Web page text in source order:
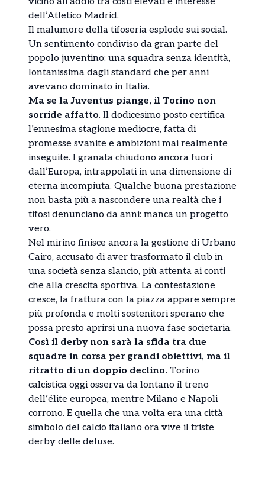
dell’Atletico Madrid.
Il malumore della tifoseria esplode sui social.
Un sentimento condiviso da gran parte del
popolo juventino: una squadra senza identità,
lontanissima dagli standard che per anni
avevano dominato in Italia.
Ma se la Juventus piange, il Torino non
sorride affatto. Il dodicesimo posto certifica
l’ennesima stagione mediocre, fatta di
promesse svanite e ambizioni mai realmente
inseguite. I granata chiudono ancora fuori
dall’Europa, intrappolati in una dimensione di
eterna incompiuta. Qualche buona prestazione
non basta più a nascondere una realtà che i
tifosi denunciano da anni: manca un progetto
vero.
Nel mirino finisce ancora la gestione di Urbano
Cairo, accusato di aver trasformato il club in
una società senza slancio, più attenta ai conti
che alla crescita sportiva. La contestazione
cresce, la frattura con la piazza appare sempre
più profonda e molti sostenitori sperano che
possa presto aprirsi una nuova fase societaria.
Così il derby non sarà la sfida tra due
squadre in corsa per grandi obiettivi, ma il
ritratto di un doppio declino. Torino
calcistica oggi osserva da lontano il treno
dell’élite europea, mentre Milano e Napoli
corrono. E quella che una volta era una città
simbolo del calcio italiano ora vive il triste
derby delle deluse.